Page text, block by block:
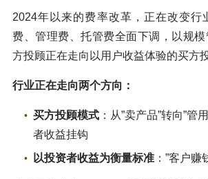
2024年以来的费率改革，正在改变行
费、管理费、托管费全面下调，以规
方投顾正在走向以用户收益体验的买方投
行业正在走向两个方向：
买方投顾模式 ：从”卖产品”转向”管
者收益挂钩
以投资者收益为衡量标准 ：”客户赚